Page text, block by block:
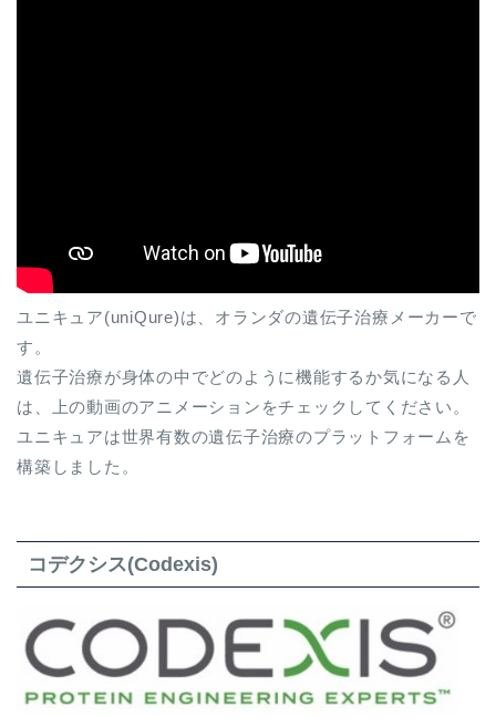
ユニキュア(uniQure)は、オランダの遺伝子治療メーカーで
す。
遺伝子治療が身体の中でどのように機能するか気になる人
は、上の動画のアニメーションをチェックしてください。
ユニキュアは世界有数の遺伝子治療のプラットフォームを
構築しました。
コデクシス(Codexis)